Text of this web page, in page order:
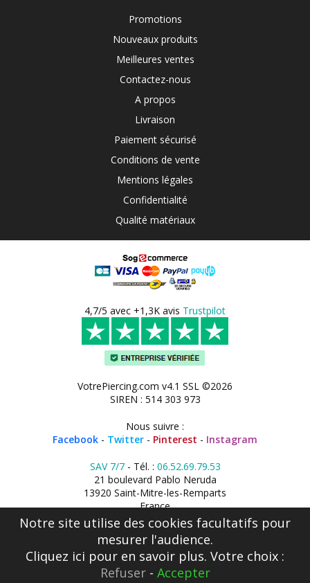
Promotions
Nouveaux produits
Meilleures ventes
Contactez-nous
A propos
Livraison
Paiement sécurisé
Conditions de vente
Mentions légales
Confidentialité
Qualité matériaux
4,7/5 avec +1,3K avis Trustpilot
VotrePiercing.com v4.1 SSL ©2026
SIREN : 514 303 973
Nous suivre :
Facebook - Twitter - Pinterest - Instagram
SAV 7/7- Tél. : 06.52.69.79.53
21 boulevard Pablo Neruda
13920 Saint-Mitre-les-Remparts
France
Notre site utilise des cookies facultatifs pour
mesurer l'audience.
Cliquez ici pour en savoir plus. Votre choix :
Refuser- Accepter